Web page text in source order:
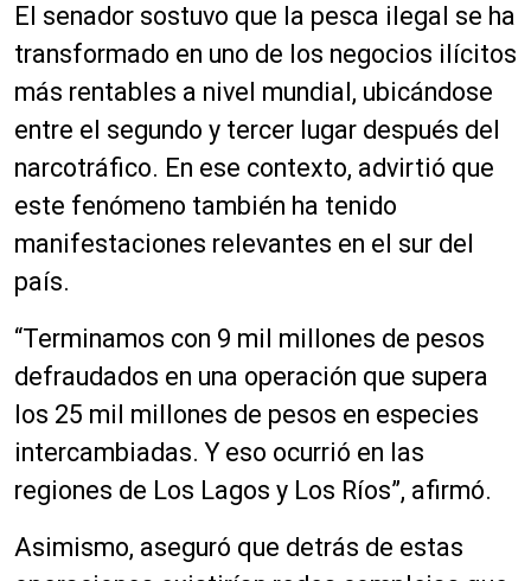
El senador sostuvo que la pesca ilegal se ha
transformado en uno de los negocios ilícitos
más rentables a nivel mundial, ubicándose
entre el segundo y tercer lugar después del
narcotráfico. En ese contexto, advirtió que
este fenómeno también ha tenido
manifestaciones relevantes en el sur del
país.
“Terminamos con 9 mil millones de pesos
defraudados en una operación que supera
los 25 mil millones de pesos en especies
intercambiadas. Y eso ocurrió en las
regiones de Los Lagos y Los Ríos”, afirmó.
Asimismo, aseguró que detrás de estas